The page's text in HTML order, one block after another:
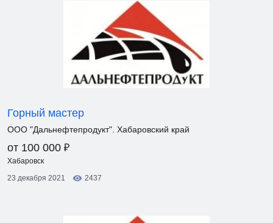
Горный мастер
ООО "Дальнефтепродукт". Хабаровский край
от 100 000 ₽
Хабаровск
23 декабря 2021
2437